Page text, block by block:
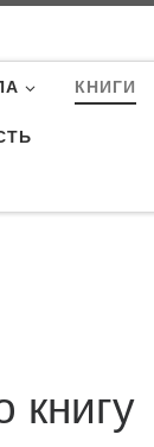
КНИГИ
книгу